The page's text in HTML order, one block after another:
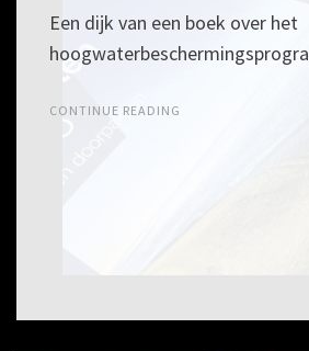
Een dijk van een boek over het
CONTINUE READING